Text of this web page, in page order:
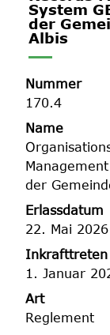
System
der
Albis
Nummer
170.4
Name
der
Erlassdatum
22. Mai 2026
Inkrafttreten
1. Januar
Art
Reglement
Zugehörige